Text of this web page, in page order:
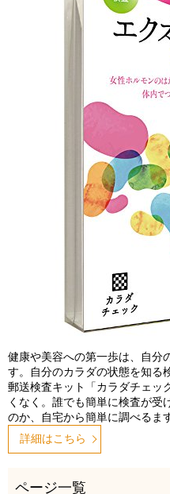
健康や美容への第一歩は、自分
す。自分のカラダの状態を知る
郵送検査キット「カラダチェッ
くなく。誰でも簡単に検査が受
のか、自宅から簡単に調べるま
詳細はこちら